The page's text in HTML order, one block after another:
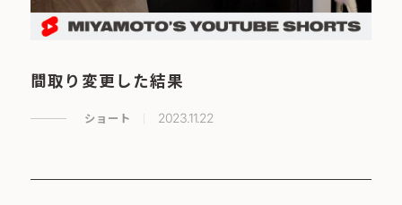
間取り変更した結果
ショート 2023.11.22